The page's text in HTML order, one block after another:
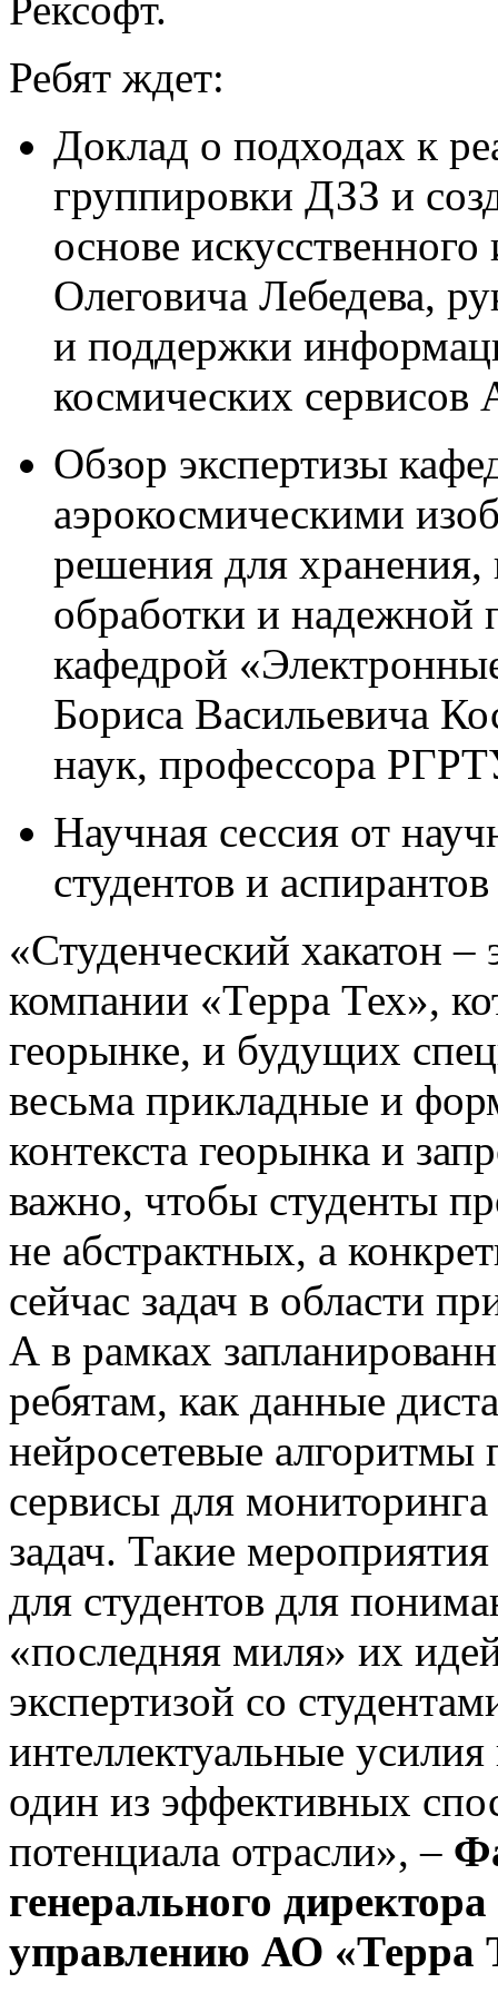
Ребят ждет:
Доклад о подходах к
группировки ДЗЗ и
основе
Олеговича Лебедева,
и поддержки
космических
Обзор экспертизы
аэрокосмическими
решения для хранения,
обработки и надежной
кафедрой
Бориса Васильевича
наук, профессора
Научная сессия от
студентов и
«Студенческий хакатон
компании «Терра Тех»,
георынке, и будущих
весьма прикладные и
контекста георынка и
важно, чтобы студенты
не абстрактных, а
сейчас задач в области
А в рамках
ребятам, как данные
нейросетевые алгоритмы
сервисы для
задач. Такие
для студентов для
«последняя миля» их
экспертизой со
интеллектуальные
один из эффективных
потенциала отрасли», –
генерального
управлению АО «Терра